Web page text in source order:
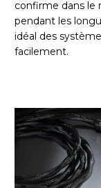
confirme dans le
pendant les
idéal des
facilement.